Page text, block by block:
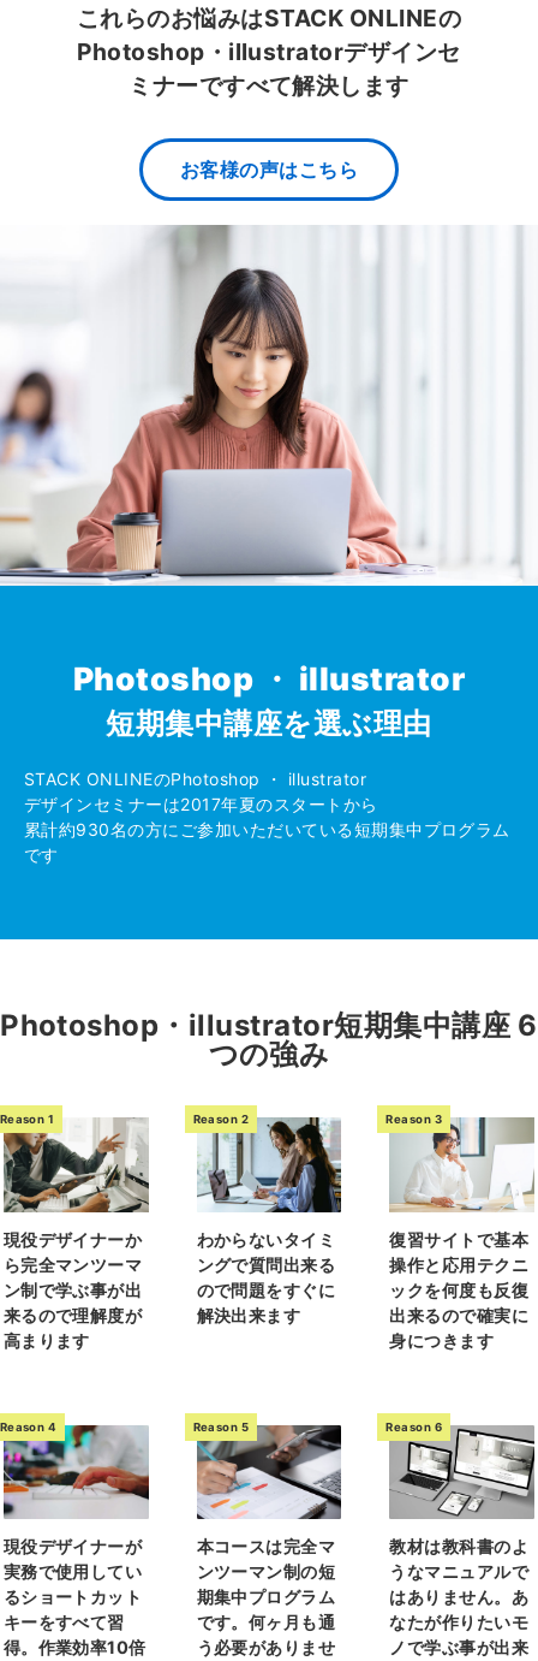
これらのお悩みはSTACK ONLINEの
Photoshop・illustratorデザインセ
ミナーですべて解決します
お客様の声はこちら
Photoshop ・ illustrator
短期集中講座を選ぶ理由
STACK ONLINEのPhotoshop ・ illustrator
デザインセミナーは2017年夏のスタートから
累計約930名の方にご参加いただいている短期集中プログラム
です
Photoshop・illustrator短期集中講座 6
つの強み
Reason 1
現役デザイナーか
ら完全マンツーマ
ン制で学ぶ事が出
来るので理解度が
高まります
Reason 2
わからないタイミ
ングで質問出来る
ので問題をすぐに
解決出来ます
Reason 3
復習サイトで基本
操作と応用テクニ
ックを何度も反復
出来るので確実に
身につきます
Reason 4
現役デザイナーが
実務で使用してい
るショートカット
キーをすべて習
得。作業効率10倍
Reason 5
本コースは完全マ
ンツーマン制の短
期集中プログラム
です。何ヶ月も通
う必要がありませ
Reason 6
教材は教科書のよ
うなマニュアルで
はありません。あ
なたが作りたいモ
ノで学ぶ事が出来